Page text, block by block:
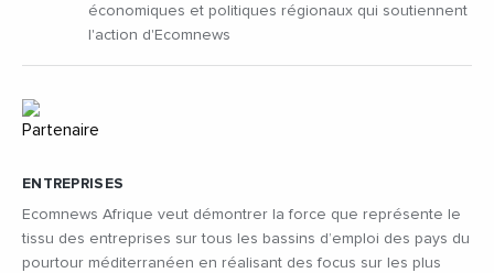
ENTREPRISES
Ecomnews Afrique veut démontrer la force que représente le
tissu des entreprises sur tous les bassins d’emploi des pays du
pourtour méditerranéen en réalisant des focus sur les plus
économiques et politiques régionaux qui soutiennent
l'action d'Ecomnews